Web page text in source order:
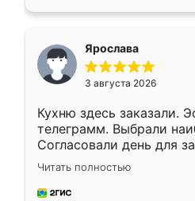
Ярослава
3 августа 2026
Кухню здесь заказали.
телеграмм. Выбрали
Согласовали день для
недели кухня была уже
довольны работой.
мебель за качественную
Читать полностью